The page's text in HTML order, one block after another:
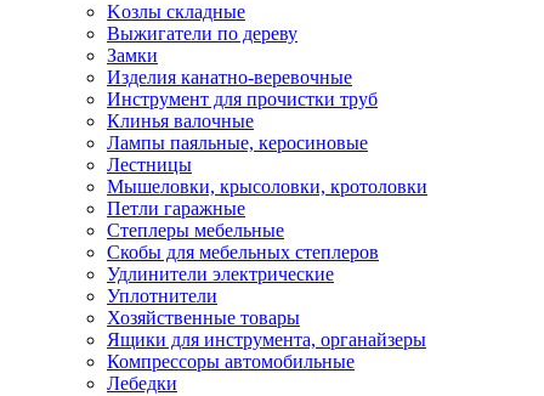
Kозлы складные
Выжигатели по дереву
Замки
Изделия канатно-веревочные
Инструмент для прочистки труб
Клинья валочные
Лампы паяльные, керосиновые
Лестницы
Мышеловки, крысоловки, кротоловки
Петли гаражные
Степлеры мебельные
Скобы для мебельных степлеров
Удлинители электрические
Уплотнители
Хозяйственные товары
Ящики для инструмента, органайзеры
Компрессоры автомобильные
Лебедки